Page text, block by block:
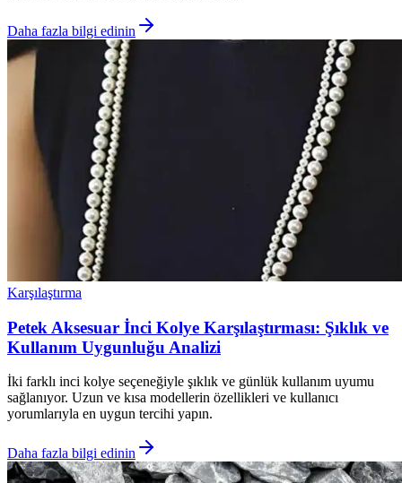
Daha fazla bilgi edinin
Karşılaştırma
Petek Aksesuar İnci Kolye Karşılaştırması: Şıklık ve
Kullanım Uygunluğu Analizi
İki farklı inci kolye seçeneğiyle şıklık ve günlük kullanım uyumu
sağlanıyor. Uzun ve kısa modellerin özellikleri ve kullanıcı
yorumlarıyla en uygun tercihi yapın.
Daha fazla bilgi edinin